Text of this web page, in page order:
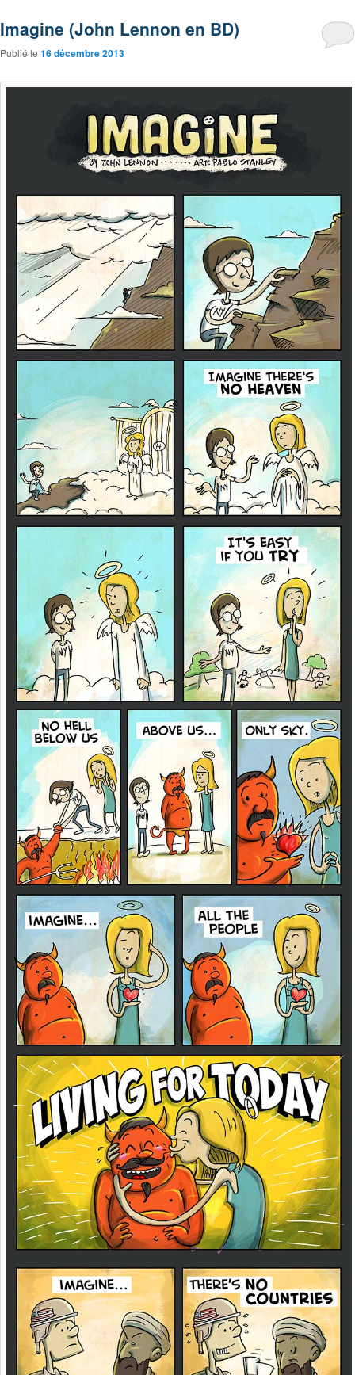
Imagine (John Lennon en BD)
Publié le 16 décembre 2013